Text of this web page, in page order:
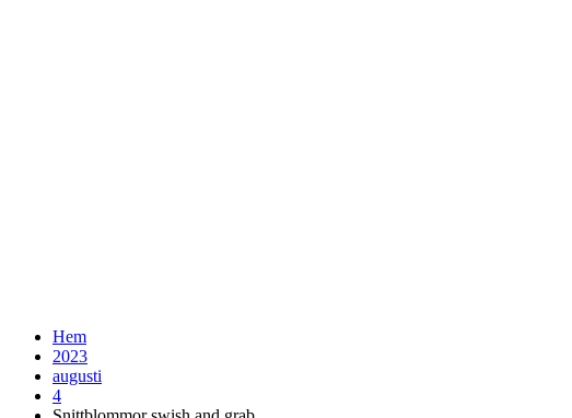
Hem
2023
augusti
4